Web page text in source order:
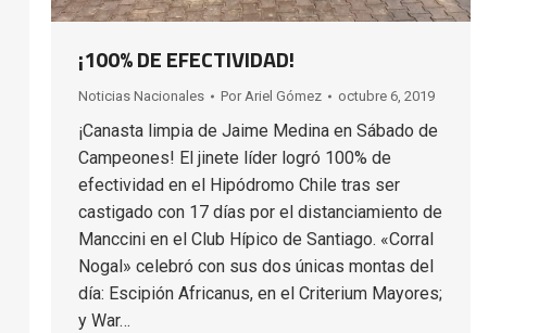
¡100% DE EFECTIVIDAD!
Noticias Nacionales Por Ariel Gómez octubre 6, 2019
¡Canasta limpia de Jaime Medina en Sábado de
Campeones! El jinete líder logró 100% de
efectividad en el Hipódromo Chile tras ser
castigado con 17 días por el distanciamiento de
Manccini en el Club Hípico de Santiago. «Corral
Nogal» celebró con sus dos únicas montas del
día: Escipión Africanus, en el Criterium Mayores;
y War…